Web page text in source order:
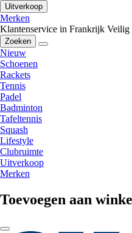
Uitverkoop
Merken
Klantenservice in Frankrijk Veilig
Zoeken
Nieuw
Schoenen
Rackets
Tennis
Padel
Badminton
Tafeltennis
Squash
Lifestyle
Clubruimte
Uitverkoop
Merken
Toevoegen aan